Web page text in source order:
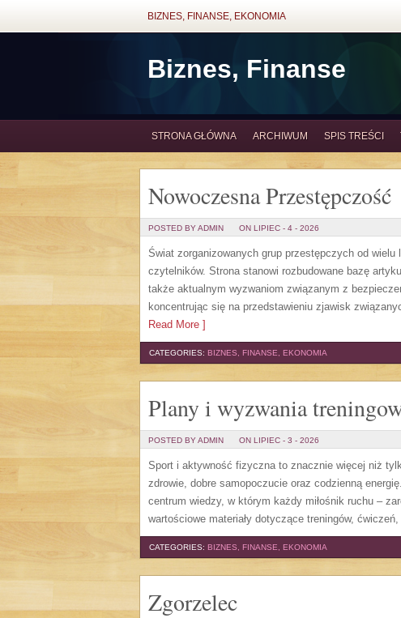
BIZNES, FINANSE, EKONOMIA
Biznes, Finanse
STRONA GŁÓWNA ARCHIWUM SPIS TREŚCI
Nowoczesna Przestępczość
POSTED BY ADMIN ON LIPIEC - 4 - 2026
Świat zorganizowanych grup przestępczych od
czytelników. Strona stanowi rozbudowane bazę
także aktualnym wyzwaniom związanym z
koncentrując się na przedstawieniu zjawisk
Read More ]
CATEGORIES: BIZNES, FINANSE, EKONOMIA
Plany i wyzwania
POSTED BY ADMIN ON LIPIEC - 3 - 2026
Sport i aktywność fizyczna to znacznie więcej niż
zdrowie, dobre samopoczucie oraz codzienną
centrum wiedzy, w którym każdy miłośnik ruchu –
wartościowe materiały dotyczące treningów, ćwiczeń,
CATEGORIES: BIZNES, FINANSE, EKONOMIA
Zgorzelec